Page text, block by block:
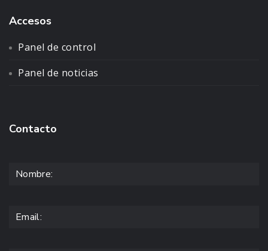
Accesos
Panel de control
Panel de noticias
Contacto